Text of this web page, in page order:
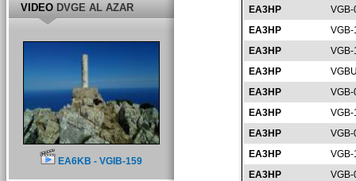
EA3HP
EA3HP
EA3HP
EA3HP
EA3HP
EA3HP
EA3HP
EA3HP
EA3HP
VIDEODVGE AL AZAR
EA6KB - VGIB-159